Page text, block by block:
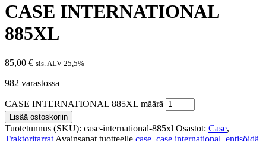
CASE INTERNATIONAL
885XL
85,00 € sis. ALV 25,5%
982 varastossa
CASE INTERNATIONAL 885XL määrä
Lisää ostoskoriin
Tuotetunnus (SKU): case-international-885xl Osastot: Case,
Traktoritarrat Avainsanat tuotteelle case case international entisöidä